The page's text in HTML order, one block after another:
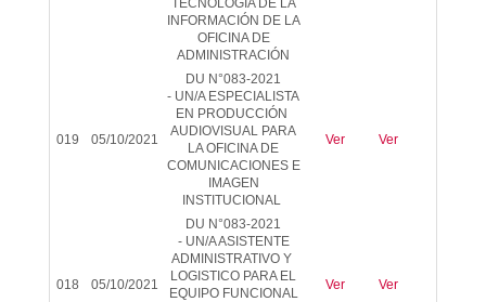
TECNOLOGÍA DE LA
INFORMACIÓN DE LA
OFICINA DE
ADMINISTRACIÓN
019 05/10/2021
DU N°083-2021
- UN/A ESPECIALISTA
EN PRODUCCIÓN
AUDIOVISUAL PARA
LA OFICINA DE
COMUNICACIONES E
IMAGEN
INSTITUCIONAL
Ver Ver
018 05/10/2021
DU N°083-2021
- UN/A ASISTENTE
ADMINISTRATIVO Y
LOGISTICO PARA EL
EQUIPO FUNCIONAL
Ver Ver